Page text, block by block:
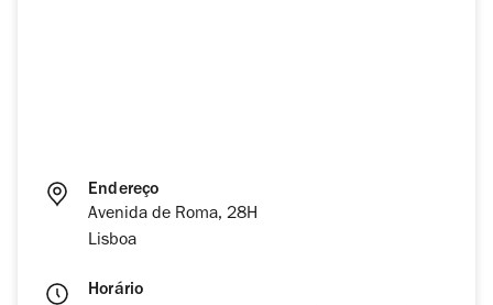
Endereço
Avenida de Roma, 28H
Lisboa
Horário